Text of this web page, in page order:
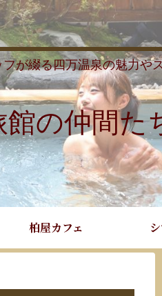
が綴る四万温泉の魅力や
館の仲間た
柏屋カフェ